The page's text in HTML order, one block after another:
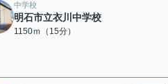
中学校
明石市立衣川中学校
1150ｍ（15分）